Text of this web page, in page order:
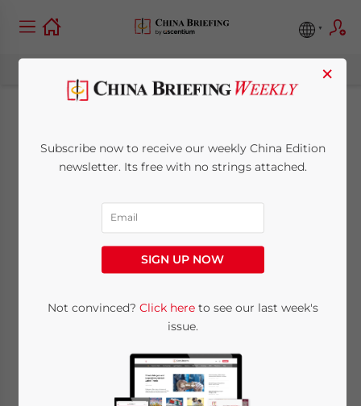
Tasse e imposte sulle
importazioni e le
esportazioni in Cina
China Briefing
7 minutes
×
Subscribe now to receive our weekly China Edition
newsletter. Its free with no strings attached.
SIGN UP NOW
Not convinced? Click hereto see our last week's
issue.